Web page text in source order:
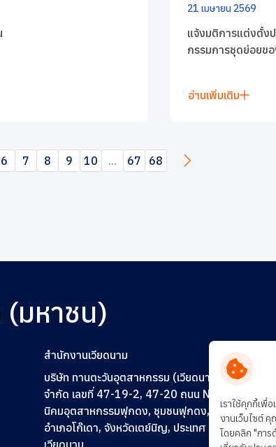
21 เมษายน 2569
แจ้งมติการแต่งตั้ง
กรรมการชุดย่อยข
อ่านเพิ่มเติม
6 7 8 9 10 ... 67 68
(มหาชน)
สำนักงานเวียดนาม
บริษัท ทานตะวันอุตสาหกรรม (เวียดนาม)
จำกัด เลขที่ 47-19-2, 47-20 ถนน N16
นิคมอุตสาหกรรมฟุกดง, ชุมชนฟุกดง,
อำเภอโก๊เดา, จังหวัดเตย์นิญ, ประเทศ
เวียดนาม
ติดต่
ร่ว
กา
เราใช้คุกกี้เพื่
งานเว็บไซต์
โดยคลิก "การ